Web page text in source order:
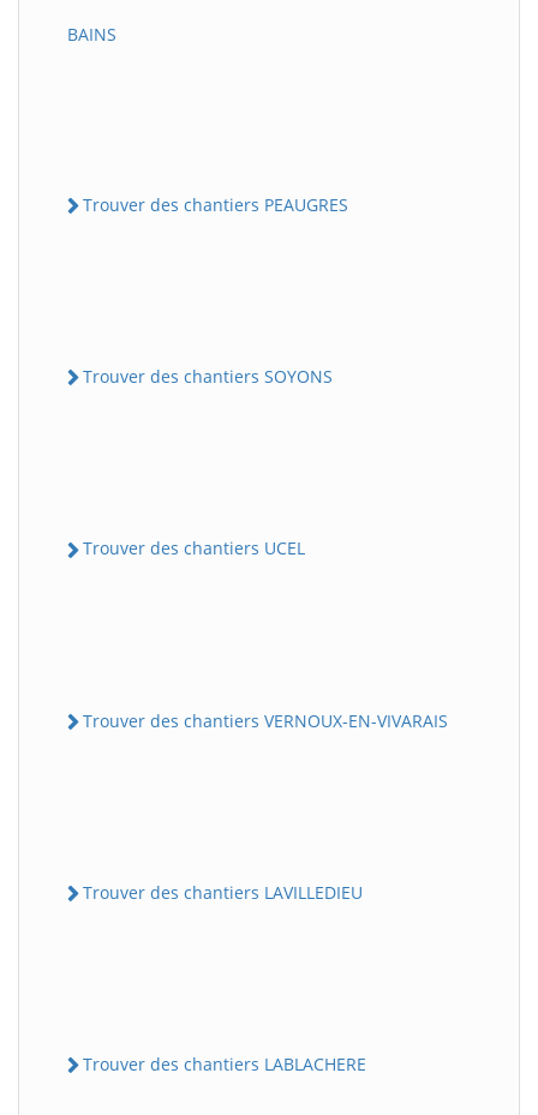
BAINS
Trouver des chantiers PEAUGRES
Trouver des chantiers SOYONS
Trouver des chantiers UCEL
Trouver des chantiers VERNOUX-EN-VIVARAIS
Trouver des chantiers LAVILLEDIEU
Trouver des chantiers LABLACHERE